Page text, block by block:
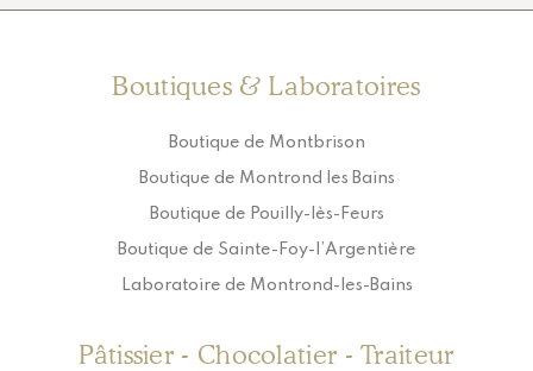
Boutiques & Laboratoires
Boutique de Montbrison
Boutique de Montrond les Bains
Boutique de Pouilly-lès-Feurs
Boutique de Sainte-Foy-l’Argentière
Laboratoire de Montrond-les-Bains
Pâtissier - Chocolatier - Traiteur